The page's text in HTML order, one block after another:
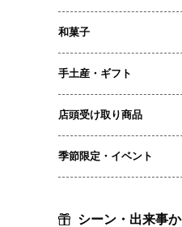
和菓子
手土産・ギフト
店頭受け取り商品
季節限定・イベント
シーン・出来事